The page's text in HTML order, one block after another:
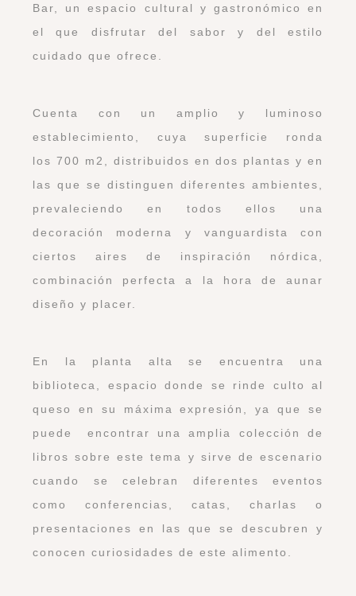
Bar, un espacio cultural y gastronómico en
el que disfrutar del sabor y del estilo
cuidado que ofrece.
Cuenta con un amplio y luminoso
establecimiento, cuya superficie ronda
los 700 m2, distribuidos en dos plantas y en
las que se distinguen diferentes ambientes,
prevaleciendo en todos ellos una
decoración moderna y vanguardista con
ciertos aires de inspiración nórdica,
combinación perfecta a la hora de aunar
diseño y placer.
En la planta alta se encuentra una
biblioteca, espacio donde se rinde culto al
queso en su máxima expresión, ya que se
puede encontrar una amplia colección de
libros sobre este tema y sirve de escenario
cuando se celebran diferentes eventos
como conferencias, catas, charlas o
presentaciones en las que se descubren y
conocen curiosidades de este alimento.